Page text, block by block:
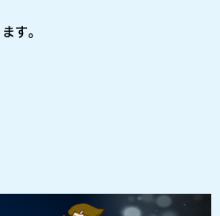
す。